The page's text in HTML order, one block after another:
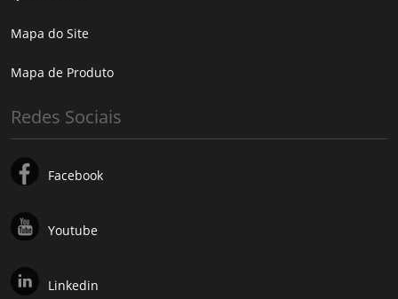
Mapa do Site
Mapa de Produto
Redes Sociais
Facebook
Youtube
Linkedin